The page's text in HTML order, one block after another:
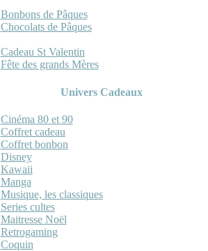
Bonbons de Pâques
Chocolats de Pâques
Cadeau St Valentin
Fête des grands Mères
Univers Cadeaux
Cinéma 80 et 90
Coffret cadeau
Coffret bonbon
Disney
Kawaii
Manga
Musique, les classiques
Series cultes
Maitresse Noël
Retrogaming
Coquin